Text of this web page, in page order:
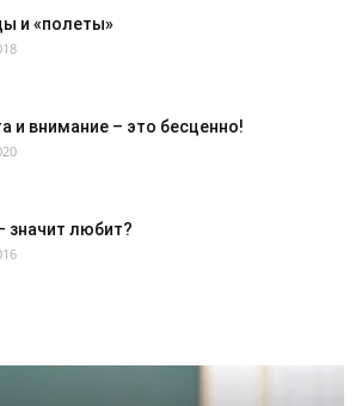
и «полеты»
и внимание – это бесценно!
значит любит?